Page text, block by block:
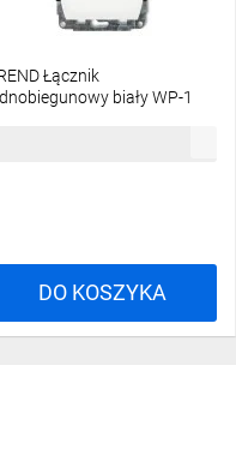
Łącznik
biały WP-1
DO KOSZYKA